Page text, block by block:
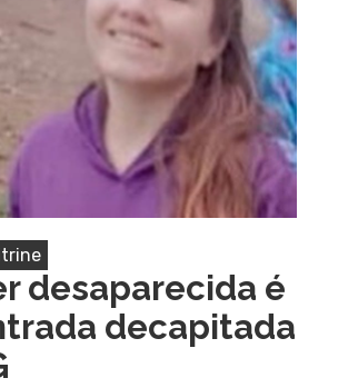
desaparecida é
decapitada